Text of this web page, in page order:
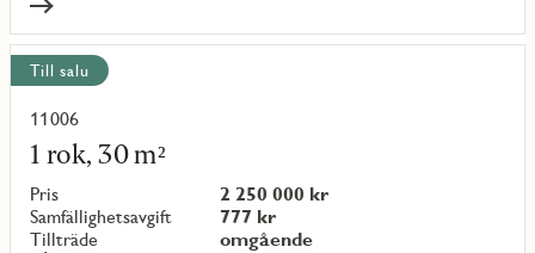
Till salu
11006
1 rok, 30 m²
Pris
2 250 000 kr
Samfällighetsavgift
777 kr
Tillträde
omgående
Läs
mer
om
objekt
{objectNumber}